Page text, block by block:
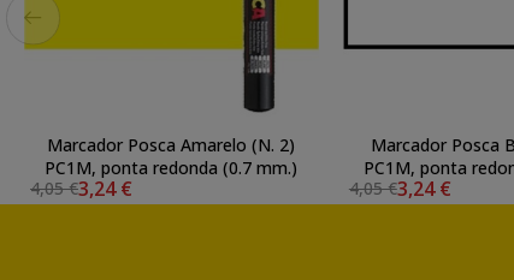
Marcador Posca Amarelo (N. 2)
PC1M, ponta redonda (0.7 mm.)
4,05 €3,24 €
Marcador Posca
PC1M, ponta
4,05 €3,24 €